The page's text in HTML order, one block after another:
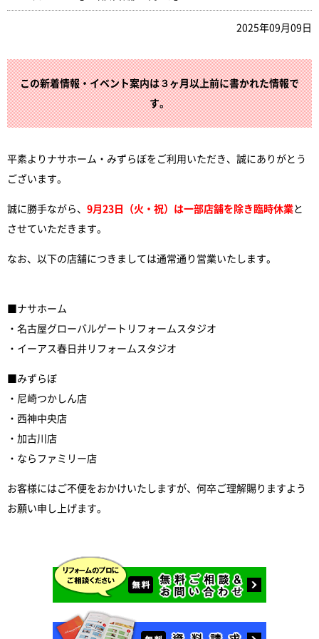
2025年09月09日
この新着情報・イベント案内は３ヶ月以上前に書かれた情報で
す。
平素よりナサホーム・みずらぼをご利用いただき、誠にありがとう
ございます。
誠に勝手ながら、 9月23日（火・祝）は一部店舗を除き臨時休業と
させていただきます。
なお、以下の店舗につきましては通常通り営業いたします。
■ナサホーム
・名古屋グローバルゲートリフォームスタジオ
・イーアス春日井リフォームスタジオ
■みずらぼ
・尼崎つかしん店
・西神中央店
・加古川店
・ならファミリー店
お客様にはご不便をおかけいたしますが、何卒ご理解賜りますよう
お願い申し上げます。